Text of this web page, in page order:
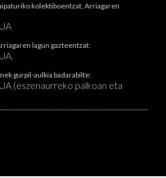
kolektiboentzat, Arriagaren
lagun gazteentzat:
gurpil-aulkia badarabilte:
(eszenaurreko palkoan eta